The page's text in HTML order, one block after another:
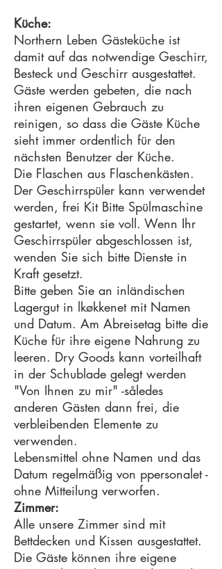
Küche:
Northern Leben Gästeküche ist
damit auf das notwendige Geschirr,
Besteck und Geschirr ausgestattet.
Gäste werden gebeten, die nach
ihren eigenen Gebrauch zu
reinigen, so dass die Gäste Küche
sieht immer ordentlich für den
nächsten Benutzer der Küche.
Die Flaschen aus Flaschenkästen.
Der Geschirrspüler kann verwendet
werden, frei Kit Bitte Spülmaschine
gestartet, wenn sie voll. Wenn Ihr
Geschirrspüler abgeschlossen ist,
wenden Sie sich bitte Dienste in
Kraft gesetzt.
Bitte geben Sie an inländischen
Lagergut in lkøkkenet mit Namen
und Datum. Am Abreisetag bitte die
Küche für ihre eigene Nahrung zu
leeren. Dry Goods kann vorteilhaft
in der Schublade gelegt werden
"Von Ihnen zu mir" -således
anderen Gästen dann frei, die
verbleibenden Elemente zu
verwenden.
Lebensmittel ohne Namen und das
Datum regelmäßig von ppersonalet -
ohne Mitteilung verworfen.
Zimmer:
Alle unsere Zimmer sind mit
Bettdecken und Kissen ausgestattet.
Die Gäste können ihre eigene